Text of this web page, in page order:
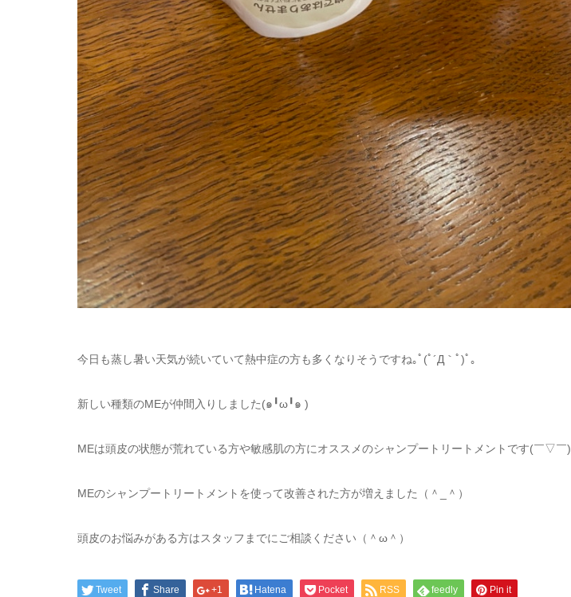
今日も蒸し暑い天気が続いていて熱中症の方も多くなりそうですね｡ﾟ(ﾟ´Д｀ﾟ)ﾟ｡
新しい種類のMEが仲間入りしました(๑╹ω╹๑ )
MEは頭皮の状態が荒れている方や敏感肌の方にオススメのシャンプートリートメントです(￣▽￣)
MEのシャンプートリートメントを使って改善された方が増えました（＾_＾）
頭皮のお悩みがある方はスタッフまでにご相談ください（＾ω＾）
Tweet Share +1 Hatena Pocket RSS feedly Pin it